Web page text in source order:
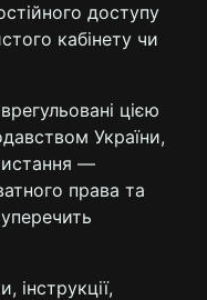
доступу
кабінету чи
цією
України,
—
права та
інструкції,